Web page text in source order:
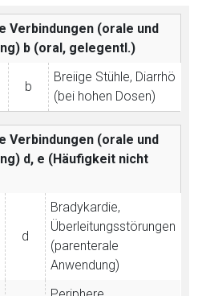
Verbindungen (orale und
b (oral, gelegentl.)
b
Breiige Stühle, Diarrhö
(bei hohen Dosen)
Verbindungen (orale und
d, e (Häufigkeit nicht
d
Bradykardie,
Überleitungsstörungen
(parenterale
Anwendung)